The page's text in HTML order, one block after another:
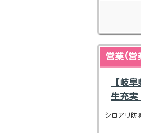
営業(営
【岐
生充実
シロアリ防